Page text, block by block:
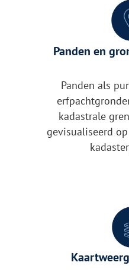
Panden en
Panden als
kadastrale
gevisualiseerd